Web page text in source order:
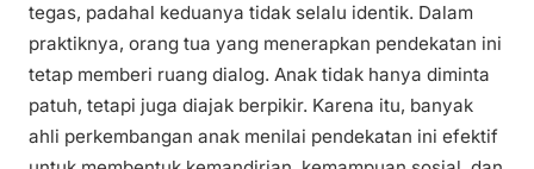
tegas, padahal keduanya tidak selalu identik. Dalam
praktiknya, orang tua yang menerapkan pendekatan ini
tetap memberi ruang dialog. Anak tidak hanya diminta
patuh, tetapi juga diajak berpikir. Karena itu, banyak
ahli perkembangan anak menilai pendekatan ini efektif